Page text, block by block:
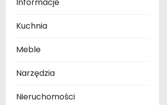
Informacje
Kuchnia
Meble
Narzędzia
Nieruchomości